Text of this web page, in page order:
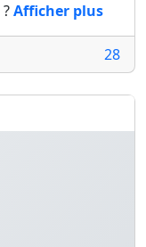
Afficher plus
28